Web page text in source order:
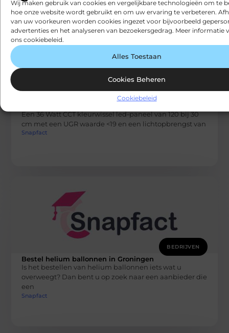
Wij maken gebruik van cookies en vergelijkbare technologieën om te
hoe onze website wordt gebruikt en om uw ervaring te verbeteren.
van uw voorkeuren worden cookies ingezet voor bijvoorbeeld
advertenties en het analyseren van bezoekersgedrag. Meer informatie
ons cookiebeleid.
Alles Toestaan
Cookies Beheren
Cookiebeleid
Volop eersteklas leds 24/7 verkrijgbaar bij
Een 36 Watt CCT kleurwissel led-paneel van 120 bij 30
cm met een UGR waarde <19 en een lichtopbrengst van
Snapfact
BEDRIJVEN
Bestel helium ballonnen in Groningen
Is het bestellen van helium ballonnen iets wat u
overweegt? Dan bent u op zoek naar een aanbieder die
een
Snapfact